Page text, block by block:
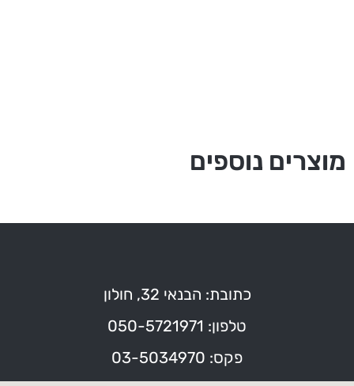
מוצרים נוספים
כתובת: הבנאי 32, חולון
טלפון: 050-5721971
פקס: 03-5034970